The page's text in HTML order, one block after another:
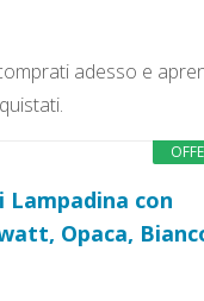
adesso e
Lampadina con
Opaca,